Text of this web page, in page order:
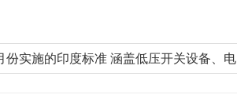
份实施的印度标准 涵盖低压开关设备、电